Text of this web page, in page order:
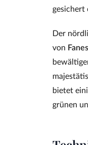
gesichert
Der
von Fanes
bietet
grünen